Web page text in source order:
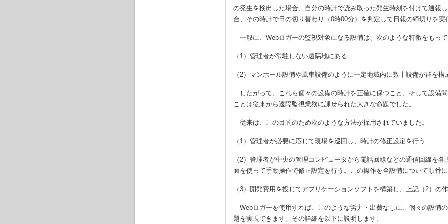
の発生を検出した場合、自分の時計で読み取った発生時刻を付けて通報
合、その時計で日の切り替わり（0時00分）を判定して日報の締切りを
一般に、Webロガーの監視対象になる設備は、次のような特徴をもっ
（1）管理者が常駐しない遠隔地にある
（2）マンホール設備や風車設備のように一定地域内に数十設備が群を
したがって、これら個々の設備の時計を正確に保つこと、そして設備
ことは従来から遠隔監視業務に課せられた大きな命題でした。
従来は、この目的のため次のような方法が採用されていました。
（1）管理者が必要に応じて現場を巡回し、時計の修正設定を行う
（2）管理者が中央の管理コンピュータから電話回線などの通信回線を
面を使って手動操作で修正設定を行う。この操作を全設備について順番
（3）開発費用を投じてアプリケーションソフトを構築し、上記（2）の
Webロガーを使用すれば、このような労力・出費なしに、個々の設備
題を実現できます。その詳細を以下に説明します。